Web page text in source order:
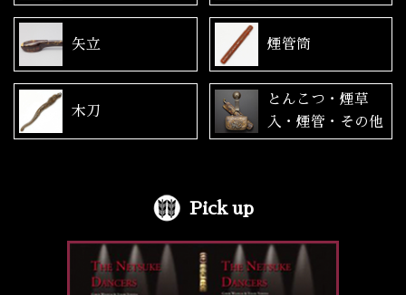
矢立 煙管筒
木刀
とんこつ・煙草
入・煙管・その他
Pick up